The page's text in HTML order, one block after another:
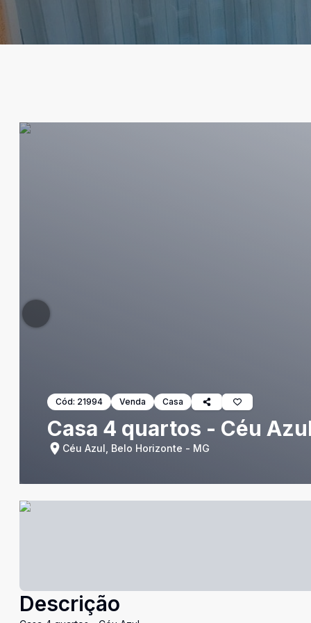
Cód: 21994 Venda Casa
Casa 4 quartos - Céu
Céu Azul, Belo Horizonte - MG
Descrição